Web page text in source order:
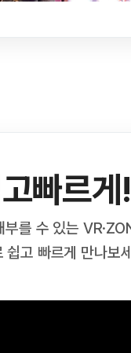
빠르게!
를 수 있는
쉽고 빠르게 만나보